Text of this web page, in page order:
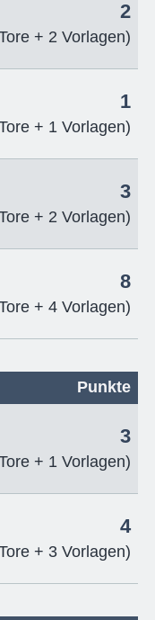
2
+ 2 Vorlagen)
1
+ 1 Vorlagen)
3
+ 2 Vorlagen)
8
+ 4 Vorlagen)
Punkte
3
+ 1 Vorlagen)
4
+ 3 Vorlagen)